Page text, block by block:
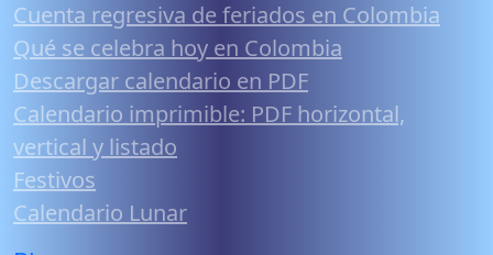
Cuenta regresiva de feriados en Colombia
Qué se celebra hoy en Colombia
Descargar calendario en PDF
Calendario imprimible: PDF horizontal,
vertical y listado
Festivos
Calendario Lunar